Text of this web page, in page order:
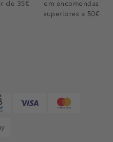
de 35€
em encomendas
superiores a 50€